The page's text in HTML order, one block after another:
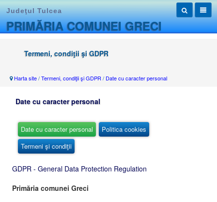
Judeţul Tulcea
PRIMĂRIA COMUNEI GRECI
Termeni, condiţii şi GDPR
Harta site/Termeni, condiţii şi GDPR / Date cu caracter personal
Date cu caracter personal
Date cu caracter personal
Politica cookies
Termeni şi condiţii
GDPR - General Data Protection Regulation
Primăria comunei Greci